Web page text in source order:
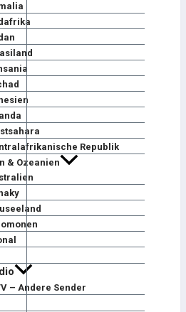
Republik
& Ozeanien
– Andere Sender